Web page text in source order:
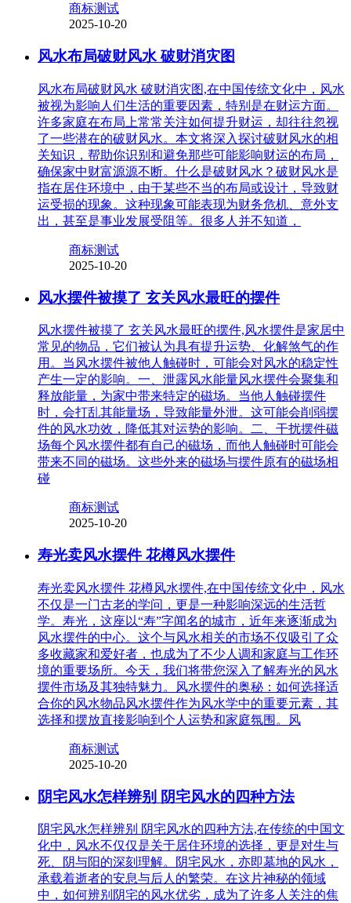
商标测试
2025-10-20
风水布局破财风水 破财消灾图
风水布局破财风水 破财消灾图,在中国传统文化中，风水
被视为影响人们生活的重要因素，特别是在财运方面。
许多家庭在布局上常常关注如何提升财运，却往往忽视
了一些潜在的破财风水。本文将深入探讨破财风水的相
关知识，帮助你识别和避免那些可能影响财运的布局，
确保家中财富源源不断。什么是破财风水？破财风水是
指在居住环境中，由于某些不当的布局或设计，导致财
运受损的现象。这种现象可能表现为财务危机、意外支
出，甚至是事业发展受阻等。很多人并不知道，
商标测试
2025-10-20
风水摆件被摸了 玄关风水最旺的摆件
风水摆件被摸了 玄关风水最旺的摆件,风水摆件是家居中
常见的物品，它们被认为具有提升运势、化解煞气的作
用。当风水摆件被他人触碰时，可能会对风水的稳定性
产生一定的影响。一、泄露风水能量风水摆件会聚集和
释放能量，为家中带来特定的磁场。当他人触碰摆件
时，会打乱其能量场，导致能量外泄。这可能会削弱摆
件的风水功效，降低其对运势的影响。二、干扰摆件磁
场每个风水摆件都有自己的磁场，而他人触碰时可能会
带来不同的磁场。这些外来的磁场与摆件原有的磁场相
碰
商标测试
2025-10-20
寿光卖风水摆件 花樽风水摆件
寿光卖风水摆件 花樽风水摆件,在中国传统文化中，风水
不仅是一门古老的学问，更是一种影响深远的生活哲
学。寿光，这座以“寿”字闻名的城市，近年来逐渐成为
风水摆件的中心。这个与风水相关的市场不仅吸引了众
多收藏家和爱好者，也成为了不少人调和家庭与工作环
境的重要场所。今天，我们将带您深入了解寿光的风水
摆件市场及其独特魅力。风水摆件的奥秘：如何选择适
合你的风水物品风水摆件作为风水学中的重要元素，其
选择和摆放直接影响到个人运势和家庭氛围。风
商标测试
2025-10-20
阴宅风水怎样辨别 阴宅风水的四种方法
阴宅风水怎样辨别 阴宅风水的四种方法,在传统的中国文
化中，风水不仅仅是关于居住环境的选择，更是对生与
死、阴与阳的深刻理解。阴宅风水，亦即墓地的风水，
承载着逝者的安息与后人的繁荣。在这片神秘的领域
中，如何辨别阴宅的风水优劣，成为了许多人关注的焦